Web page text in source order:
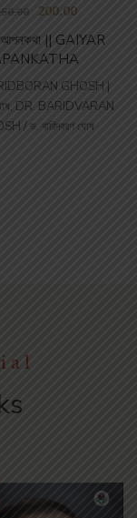
আপনকথা || GAIYAR
200.00
GHOSH |
, DR. BARIDVARAN
/ ড. বারিদবরণ ঘোষ